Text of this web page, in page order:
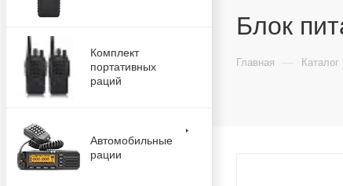
Комплект
портативных
раций
Автомобильные
рации
Блок
Главная — Каталог